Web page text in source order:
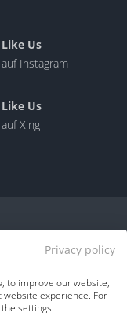
Like Us
auf Instagram
Like Us
auf Xing
Privacy policy
to improve our website,
website experience. For
settings.